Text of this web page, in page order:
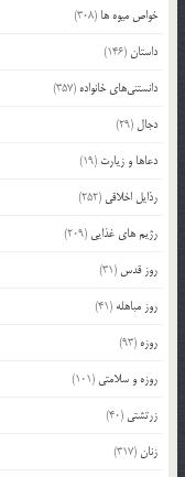
خواص میوه ها (308)
داستان(146)
دانستنی‌های خانواده (357)
دجال (29)
دعاها و زیارت (19)
رذایل اخلاقی (252)
رژیم های غذایی (209)
روز قدس (31)
روز مباهله (41)
روزه (93)
روزه و سلامتی (101)
زرتشتی (40)
زنان(317)